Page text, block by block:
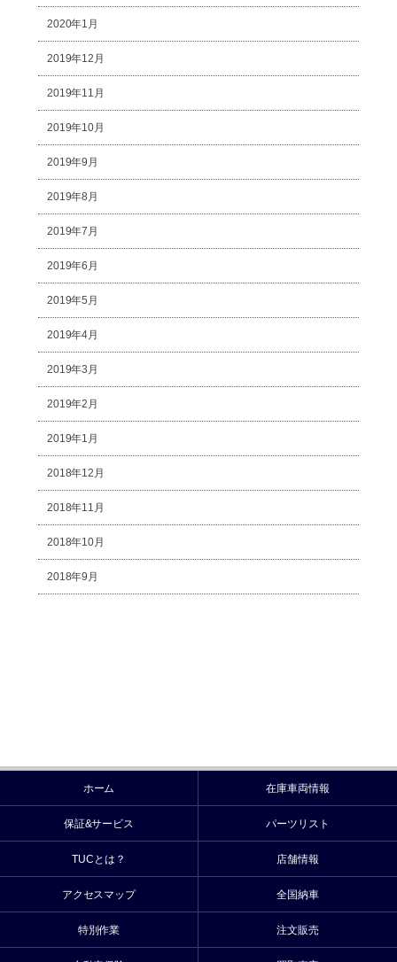
2020年1月
2019年12月
2019年11月
2019年10月
2019年9月
2019年8月
2019年7月
2019年6月
2019年5月
2019年4月
2019年3月
2019年2月
2019年1月
2018年12月
2018年11月
2018年10月
2018年9月
ホーム 在庫車両情報
保証&サービス パーツリスト
TUCとは？ 店舗情報
アクセスマップ 全国納車
特別作業 注文販売